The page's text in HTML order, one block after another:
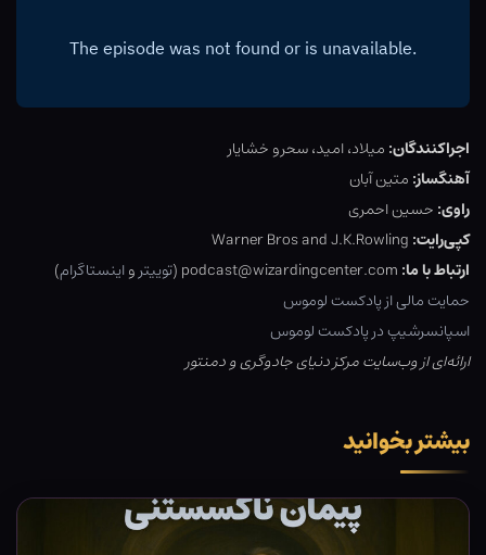
اجراکنندگان: میلاد، امید، سحرو خشایار
آهنگساز: متین آبان
راوی: حسین احمری
کپی‌رایت: Warner Bros and J.K.Rowling
ارتباط با ما: podcast@wizardingcenter.com ( توییترواینستاگرام)
حمایت مالی از پادکست لوموس
اسپانسرشیپ در پادکست لوموس
ارائه‌ای از وب‌سایت مرکز دنیای جادوگری و دمنتور
بیشتر بخوانید